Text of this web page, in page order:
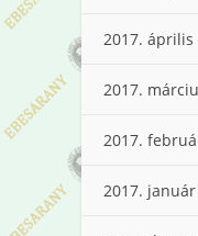
2017. április
2017.
2017.
2017. január